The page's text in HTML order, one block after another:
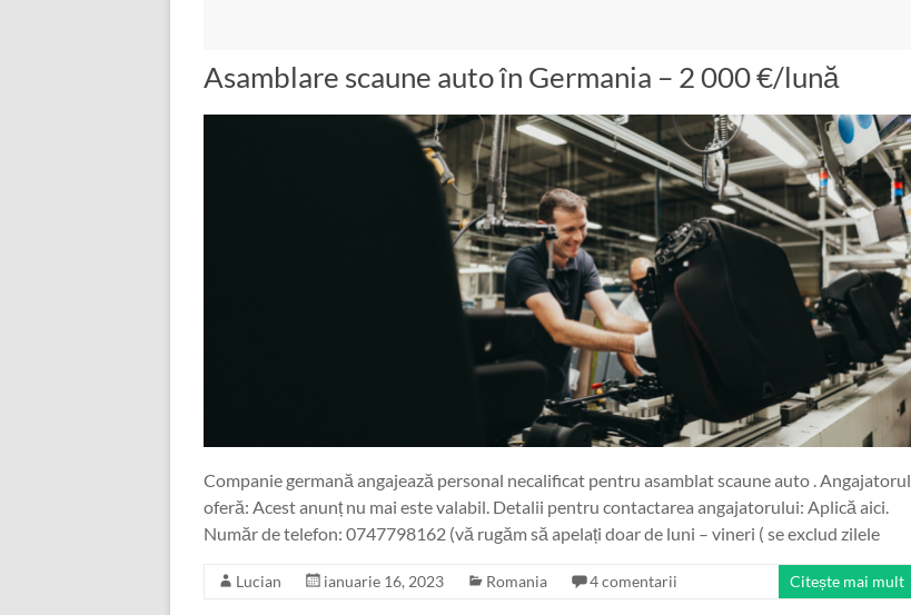
Asamblare scaune auto în Germania – 2 000 €/lună
Companie germană angajează personal necalificat pentru asamblat scaune auto . Angajatorul
oferă: Acest anunț nu mai este valabil. Detalii pentru contactarea angajatorului: Aplică aici.
Număr de telefon: 0747798162 (vă rugăm să apelați doar de luni – vineri ( se exclud zilele
Lucian ianuarie 16, 2023 Romania 4 comentarii Citește mai mult